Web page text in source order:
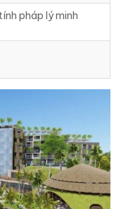
pháp lý minh